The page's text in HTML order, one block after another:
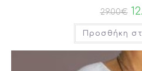
29.00€
Προσθήκη